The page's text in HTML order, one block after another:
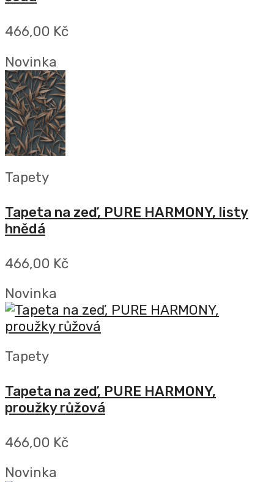
466,00 Kč
Novinka
Tapety
Tapeta na zeď, PURE HARMONY, listy
hnědá
466,00 Kč
Novinka
Tapety
Tapeta na zeď, PURE HARMONY,
proužky růžová
466,00 Kč
Novinka